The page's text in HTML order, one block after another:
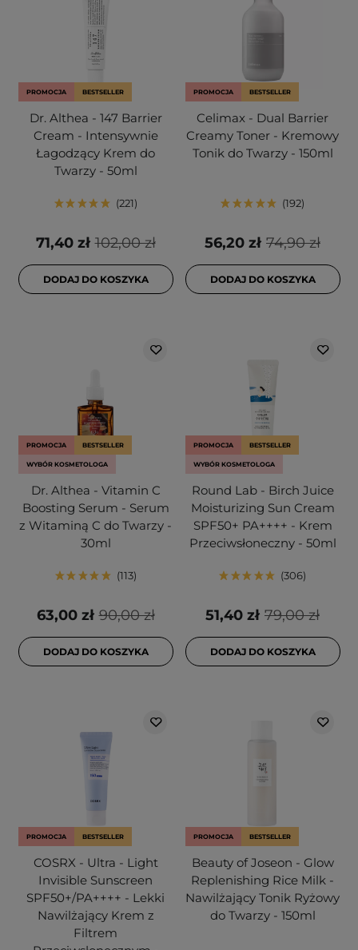
PROMOCJA BESTSELLER
Dr. Althea - 147 Barrier
Cream - Intensywnie
Łagodzący Krem do
Twarzy - 50ml
221
102,00 zł
71,40 zł
DODAJ DO KOSZYKA
PROMOCJA BESTSELLER
Celimax - Dual Barrier
Creamy Toner - Kremowy
Tonik do Twarzy - 150ml
192
74,90 zł
56,20 zł
DODAJ DO KOSZYKA
PROMOCJA BESTSELLER
WYBÓR KOSMETOLOGA
Dr. Althea - Vitamin C
Boosting Serum - Serum
z Witaminą C do Twarzy -
30ml
113
90,00 zł
63,00 zł
DODAJ DO KOSZYKA
PROMOCJA BESTSELLER
WYBÓR KOSMETOLOGA
Round Lab - Birch Juice
Moisturizing Sun Cream
SPF50+ PA++++ - Krem
Przeciwsłoneczny - 50ml
306
79,00 zł
51,40 zł
DODAJ DO KOSZYKA
PROMOCJA BESTSELLER
COSRX - Ultra - Light
Invisible Sunscreen
SPF50+/PA++++ - Lekki
Nawilżający Krem z
Filtrem
PROMOCJA BESTSELLER
Beauty of Joseon - Glow
Replenishing Rice Milk -
Nawilżający Tonik Ryżowy
do Twarzy - 150ml